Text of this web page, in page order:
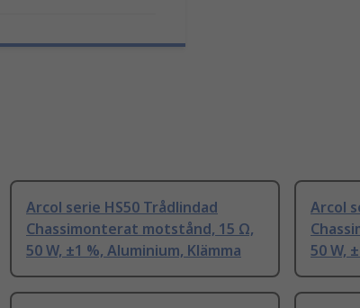
Arcol serie HS50 Trådlindad
Chassimonterat motstånd, 15 Ω,
50 W, ±1 %, Aluminium, Klämma
Arcol
50 W,